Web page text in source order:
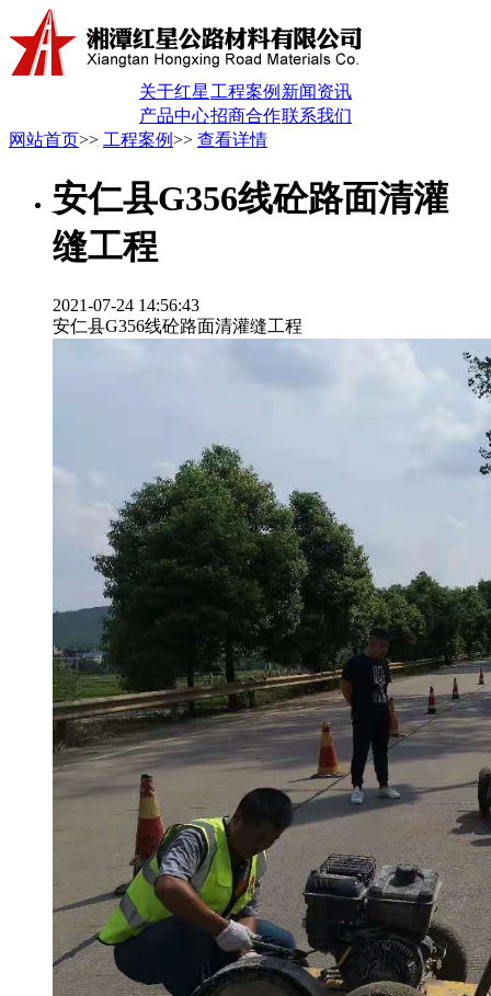
关于红星 工程案例 新闻资讯
产品中心招商合作联系我们
网站首页>> 工程案例>> 查看详情
安仁县G356线砼路面清灌
缝工程
2021-07-24 14:56:43
安仁县G356线砼路面清灌缝工程